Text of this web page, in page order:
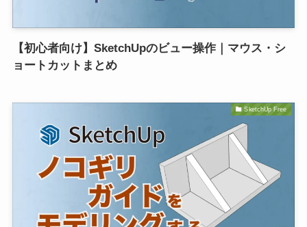
【初心者向け】SketchUpのビュー操作｜マウス・シ
ョートカットまとめ
SketchUp Free